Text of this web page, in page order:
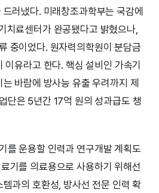
러냈다. 미래창조과학부는 국감에
치료센터가 완공됐다고 밝혔으나,
중이었다. 원자력의학원이 분담금
이유라고 한다. 핵심 설비인 가속기
바람에 방사능 유출 우려까지 제
단은 5년간 17억 원의 성과급도 챙
를 운용할 인력과 연구개발 계획도
기를 의료용으로 사용하기 위해선
과의 호환성, 방사선 전문 인력 확